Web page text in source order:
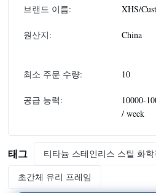
브랜드 이름: XHS/
원산지: China
최소 주문 수량: 10
공급 능력:
10000-
/ week
태그 티타늄 스테인리스 스틸 화
초간체 유리 프레임